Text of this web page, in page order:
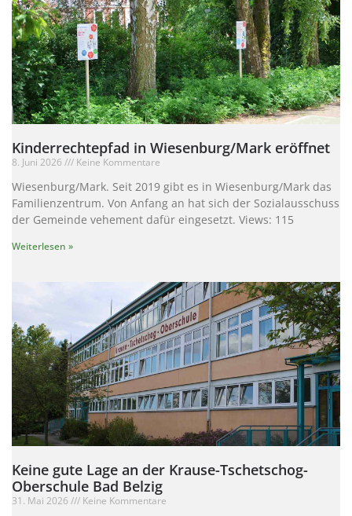
Kinderrechtepfad in Wiesenburg/Mark eröffnet
8. Juni 2026 Keine Kommentare
Wiesenburg/Mark. Seit 2019 gibt es in Wiesenburg/Mark das
Familienzentrum. Von Anfang an hat sich der Sozialausschuss
der Gemeinde vehement dafür eingesetzt. Views: 115
Weiterlesen »
Keine gute Lage an der Krause-Tschetschog-
Oberschule Bad Belzig
31. Mai 2026 Keine Kommentare